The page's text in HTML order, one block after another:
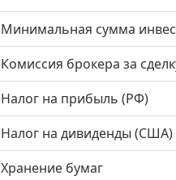
Минимальная сумма
Комиссия брокера за
Налог на прибыль (РФ)
Налог на дивиденды (США)
Хранение бумаг